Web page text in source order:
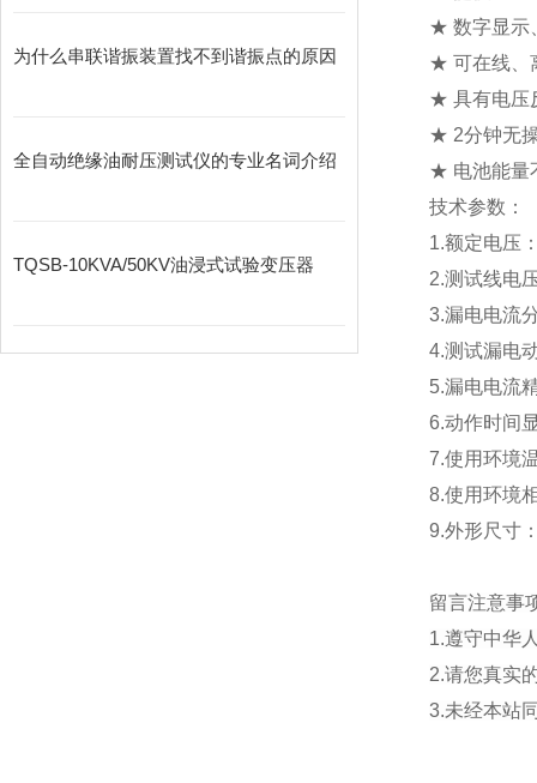
为什么串联谐振装置找不到谐振点的原因
全自动绝缘油耐压测试仪的专业名词介绍
TQSB-10KVA/50KV油浸式试验变压器
★ 数字显示
★ 可在线、
★ 具有电压
★ 2分钟无
★ 电池能量
技术参数：
1.额定电压
2.测试线电
3.漏电电流
4.测试漏电
5.漏电电流
6.动作时间
7.使用环境
8.使用环境
9.外形尺寸
留言注意事
1.遵守中华
2.请您真实
3.未经本站